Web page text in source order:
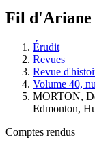
Fil d'Ariane
Érudit
Revues
Revue
Volume 40,
MORTON,
Edmonton,
Comptes rendus